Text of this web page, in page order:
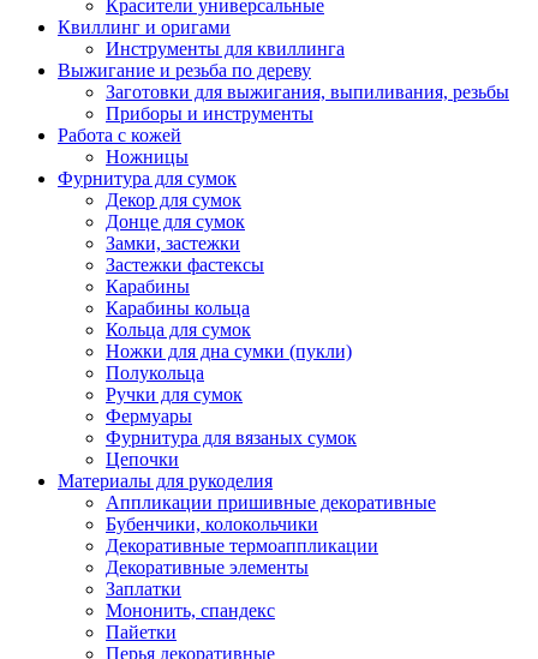
Красители универсальные
Квиллинг и оригами
Инструменты для квиллинга
Выжигание и резьба по дереву
Заготовки для выжигания, выпиливания, резьбы
Приборы и инструменты
Работа с кожей
Ножницы
Фурнитура для сумок
Декор для сумок
Донце для сумок
Замки, застежки
Застежки фастексы
Карабины
Карабины кольца
Кольца для сумок
Ножки для дна сумки (пукли)
Полукольца
Ручки для сумок
Фермуары
Фурнитура для вязаных сумок
Цепочки
Материалы для рукоделия
Аппликации пришивные декоративные
Бубенчики, колокольчики
Декоративные термоаппликации
Декоративные элементы
Заплатки
Мононить, спандекс
Пайетки
Перья декоративные